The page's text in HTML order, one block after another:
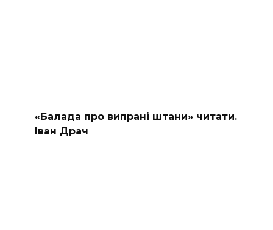
«Балада про випрані штани» читати.
Іван Драч